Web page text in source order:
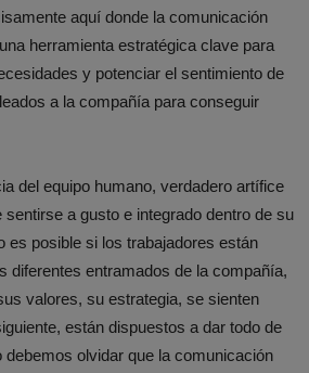
aquí donde la comunicación
herramienta estratégica clave para
y potenciar el sentimiento de
a la compañía para conseguir
del equipo humano, verdadero artífice
a gusto e integrado dentro de su
es posible si los trabajadores están
diferentes entramados de la compañía,
valores, su estrategia, se sienten
están dispuestos a dar todo de
olvidar que la comunicación